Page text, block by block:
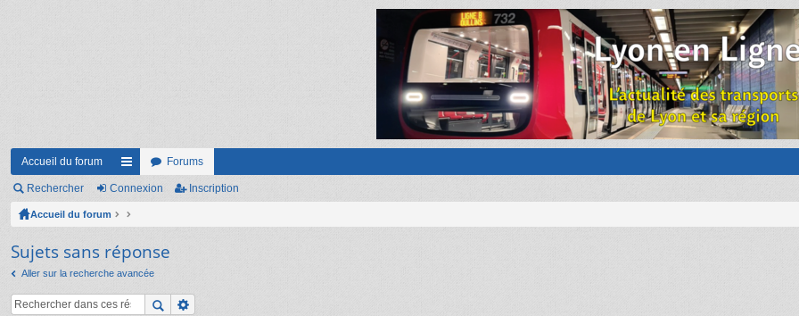
Accueil du forum
ac
co
ci
s
Forums
Rechercher Connexion Inscription
Accueil du forum
Sujets sans réponse
Aller sur la recherche avancée